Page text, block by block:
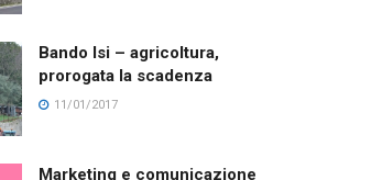
Bando Isi – agricoltura,
prorogata la scadenza
11/01/2017
Marketing e comunicazione